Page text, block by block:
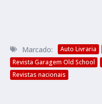
Marcado: Auto Livraria
Revista Garagem Old School
Revistas nacionais